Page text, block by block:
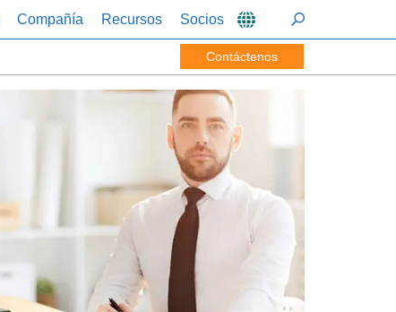
Contáctenos
Compañía Recursos Socios